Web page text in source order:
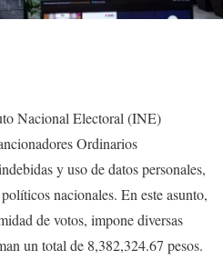
Nacional Electoral (INE)
Ordinarios
y uso de datos personales,
nacionales. En este asunto,
de votos, impone diversas
un total de 8,382,324.67 pesos.